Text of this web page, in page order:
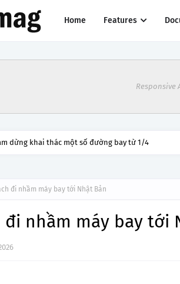
Home Features
Responsive
dừng khai thác một số đường bay từ 1/4
đi nhầm máy bay tới Nhật Bản
đi nhầm máy bay tới